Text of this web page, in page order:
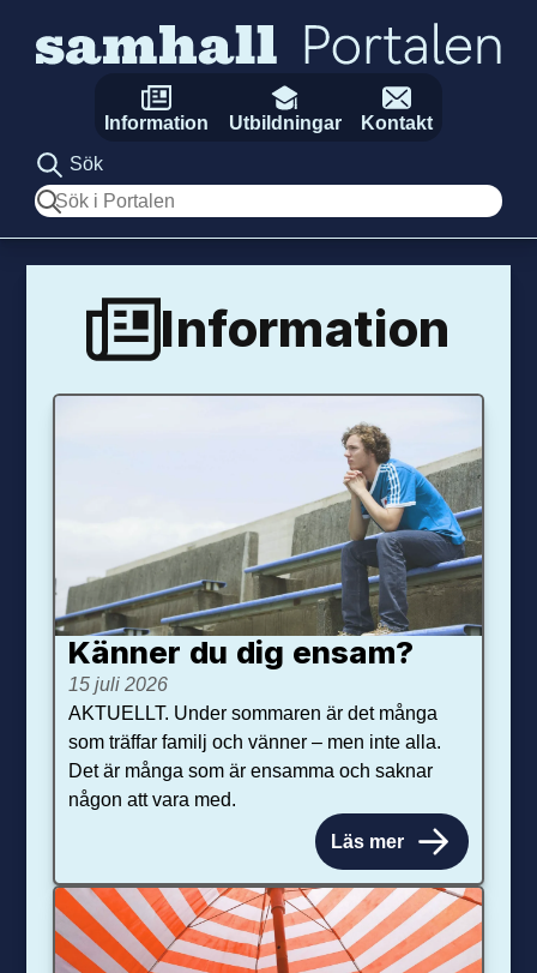
Information Utbildningar
Kontakt
Sök
Sök
Information
Känner du dig ensam?
15 juli 2026
AKTUELLT. Under sommaren är det många
som träffar familj och vänner – men inte alla.
Det är många som är ensamma och saknar
någon att vara med.
Läs mer